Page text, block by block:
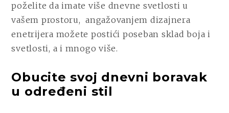
poželite da imate više dnevne svetlosti u
vašem prostoru, angažovanjem dizajnera
enetrijera možete postići poseban sklad boja i
svetlosti, a i mnogo više.
Obucite svoj dnevni boravak
u određeni stil